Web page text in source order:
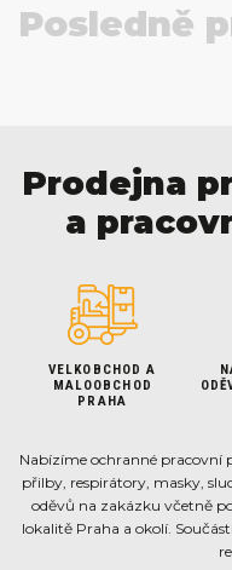
Posledně
Prodejna
a
VELKOBCHOD A
MALOOBCHOD
PRAHA
Nabízíme ochranné pracovní
přilby, respirátory, masky,
oděvů na zakázku včetně
lokalitě Praha a okolí.